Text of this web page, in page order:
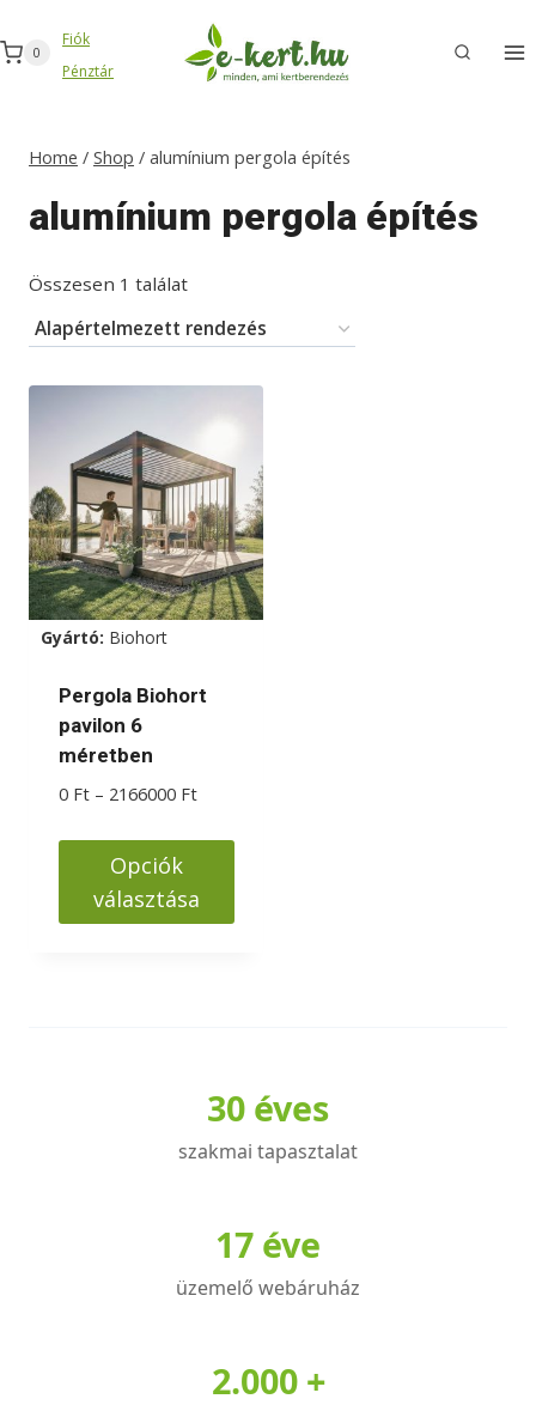
to
content
0
Fiók
Pénztár
Home / Shop / alumínium pergola építés
alumínium pergola építés
Összesen 1 találat
Gyártó: Biohort
Pergola Biohort
pavilon 6
méretben
0 Ft – 2166000 FtÁrtartomány:
-
Opciók
választása
30 éves
szakmai tapasztalat
17 éve
üzemelő webáruház
2.000 +